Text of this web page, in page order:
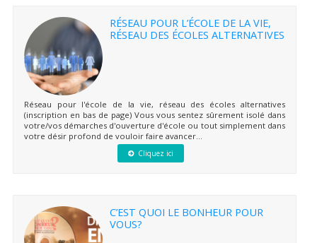
RÉSEAU POUR L’ÉCOLE DE LA VIE,
RÉSEAU DES ÉCOLES ALTERNATIVES
Réseau pour l'école de la vie, réseau des écoles alternatives
(inscription en bas de page) Vous vous sentez sûrement isolé dans
votre/vos démarches d'ouverture d'école ou tout simplement dans
votre désir profond de vouloir faire avancer...
Cliquez ici
C’EST QUOI LE BONHEUR POUR
VOUS?